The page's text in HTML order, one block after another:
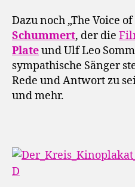
Dazu noch „The Voice
Schummert, der die
Plateund Ulf Leo
sympathische Sänger
Rede und Antwort zu
und mehr.